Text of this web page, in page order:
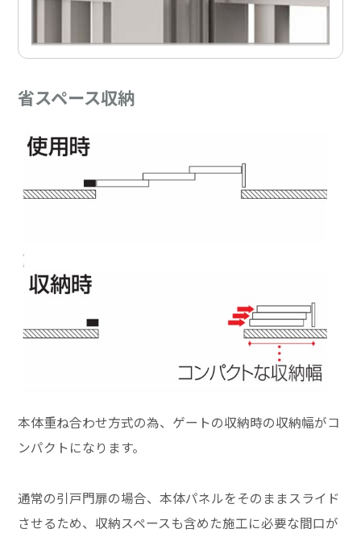
省スペース収納
本体重ね合わせ方式の為、ゲートの収納時の収納幅がコ
ンパクトになります。
通常の引戸門扉の場合、本体パネルをそのままスライド
させるため、収納スペースも含めた施工に必要な間口が